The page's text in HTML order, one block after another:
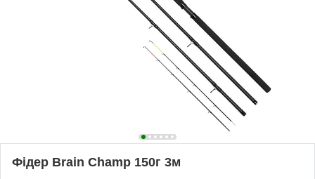
Фідер Brain Champ 150г 3м